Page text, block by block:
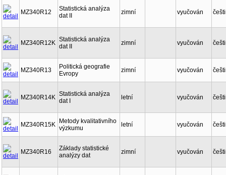
MZ340R12
Statistická analýza
dat II
zimní vyučován
MZ340R12K Statistická analýza
dat II
zimní vyučován
MZ340R13
Politická geografie
Evropy
zimní vyučován
MZ340R14K Statistická analýza
dat I
letní vyučován
MZ340R15K
Metody kvalitativního
výzkumu
letní vyučován
MZ340R16
Základy statistické
analýzy dat
zimní vyučován